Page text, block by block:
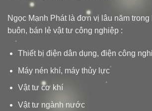
Ngọc Mạnh Phát là đơn vị lâu năm
buôn, bán lẻ vật tư công nghiệp :
Thiết bị điện dân dụng, điện công
Máy nén khí, máy thủy lực
Vật tư cơ khí
Vật tư ngành nước